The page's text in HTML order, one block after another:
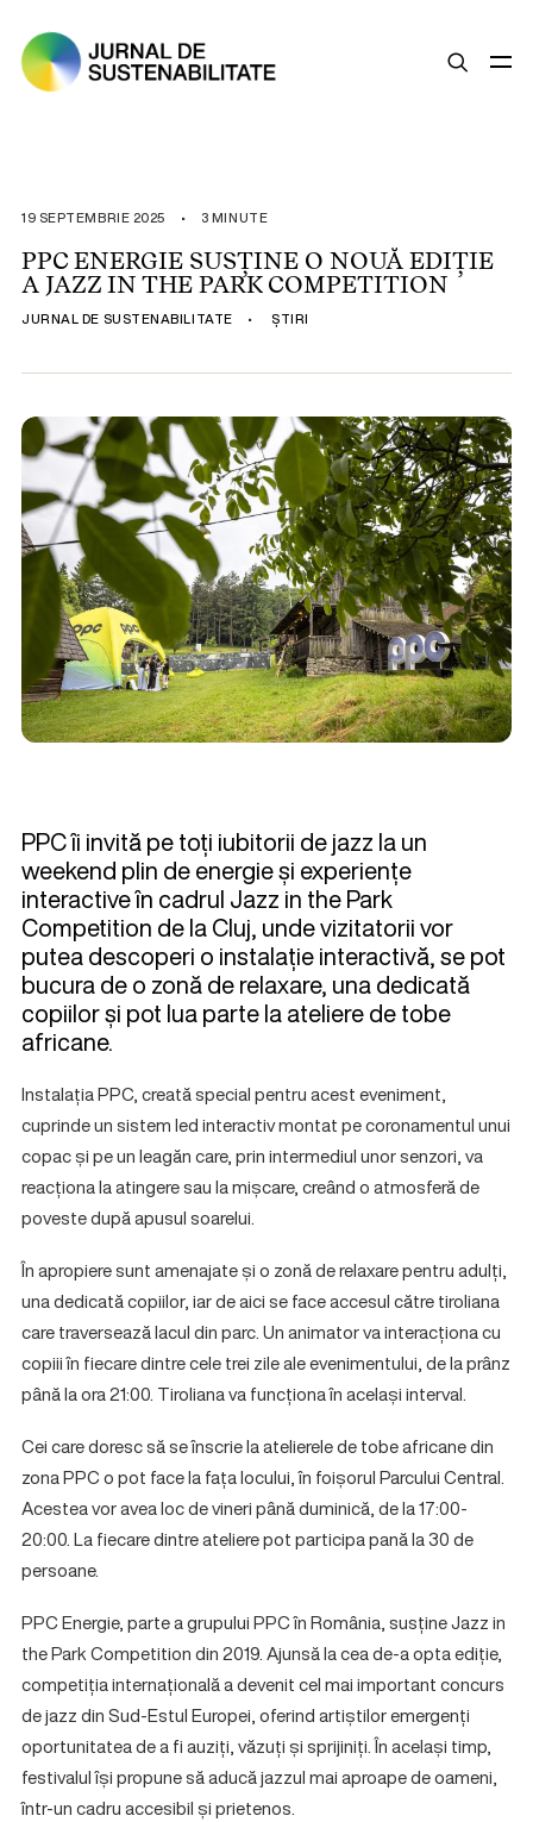
ȘTIRI
OPINII
ESG
LEGISLAȚIE
BUNE PRACTICI
19 SEPTEMBRIE 2025 • 3 MINUTE
PPC ENERGIE SUSȚINE O NOUĂ EDIȚIE
A JAZZ IN THE PARK COMPETITION
JURNAL DE SUSTENABILITATE • ȘTIRI
PPC îi invită pe toți iubitorii de jazz la un
weekend plin de energie și experiențe
interactive în cadrul Jazz in the Park
Competition de la Cluj, unde vizitatorii vor
putea descoperi o instalație interactivă, se pot
bucura de o zonă de relaxare, una dedicată
copiilor și pot lua parte la ateliere de tobe
africane.
Instalația PPC, creată special pentru acest eveniment,
cuprinde un sistem led interactiv montat pe coronamentul unui
copac și pe un leagăn care, prin intermediul unor senzori, va
reacționa la atingere sau la mișcare, creând o atmosferă de
poveste după apusul soarelui.
În apropiere sunt amenajate și o zonă de relaxare pentru adulți,
una dedicată copiilor, iar de aici se face accesul către tiroliana
care traversează lacul din parc. Un animator va interacționa cu
copiii în fiecare dintre cele trei zile ale evenimentului, de la prânz
până la ora 21:00. Tiroliana va funcționa în același interval.
Cei care doresc să se înscrie la atelierele de tobe africane din
zona PPC o pot face la fața locului, în foișorul Parcului Central.
Acestea vor avea loc de vineri până duminică, de la 17:00-
20:00. La fiecare dintre ateliere pot participa pană la 30 de
persoane.
PPC Energie, parte a grupului PPC în România, susține Jazz in
the Park Competition din 2019. Ajunsă la cea de-a opta ediție,
competiția internațională a devenit cel mai important concurs
de jazz din Sud-Estul Europei, oferind artiștilor emergenți
oportunitatea de a fi auziți, văzuți și sprijiniți. În același timp,
festivalul își propune să aducă jazzul mai aproape de oameni,
într-un cadru accesibil și prietenos.